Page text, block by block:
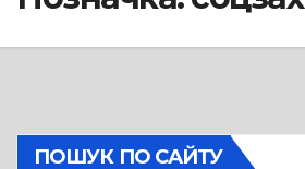
ПОШУК ПО САЙТУ